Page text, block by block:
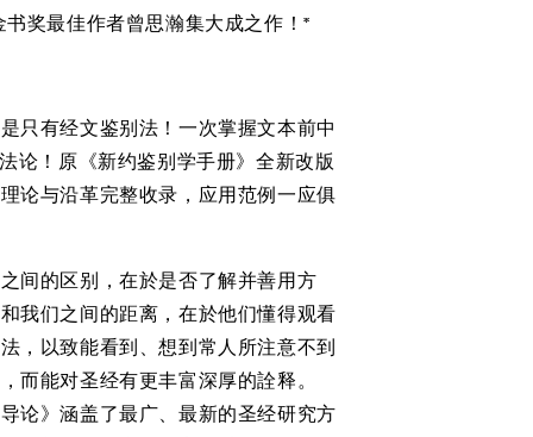
书奖最佳作者曾思瀚集大成之作！*
只有经文鉴别法！一次掌握文本前中
论！原《新约鉴别学手册》全新改版
论与沿革完整收录，应用范例一应俱
间的区别，在於是否了解并善用方
我们之间的距离，在於他们懂得观看
，以致能看到、想到常人所注意不到
而能对圣经有更丰富深厚的詮释。
论》涵盖了最广、最新的圣经研究方